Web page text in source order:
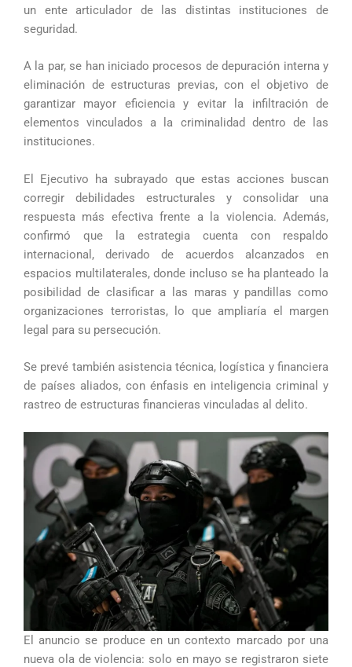
un ente articulador de las distintas instituciones de
seguridad.
A la par, se han iniciado procesos de depuración interna y
eliminación de estructuras previas, con el objetivo de
garantizar mayor eficiencia y evitar la infiltración de
elementos vinculados a la criminalidad dentro de las
instituciones.
El Ejecutivo ha subrayado que estas acciones buscan
corregir debilidades estructurales y consolidar una
respuesta más efectiva frente a la violencia. Además,
confirmó que la estrategia cuenta con respaldo
internacional, derivado de acuerdos alcanzados en
espacios multilaterales, donde incluso se ha planteado la
posibilidad de clasificar a las maras y pandillas como
organizaciones terroristas, lo que ampliaría el margen
legal para su persecución.
Se prevé también asistencia técnica, logística y financiera
de países aliados, con énfasis en inteligencia criminal y
rastreo de estructuras financieras vinculadas al delito.
El anuncio se produce en un contexto marcado por una
nueva ola de violencia: solo en mayo se registraron siete